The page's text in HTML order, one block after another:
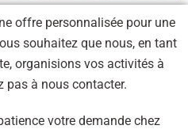
offre personnalisée pour une
souhaitez que nous, en tant
organisions vos activités à
pas à nous contacter.
votre demande chez